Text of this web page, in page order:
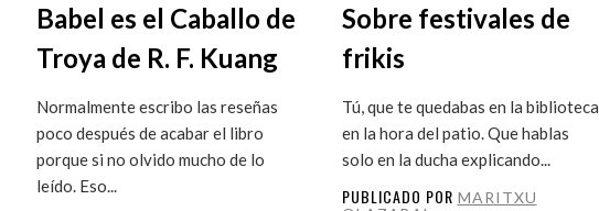
Babel es el Caballo de
Troya de R. F. Kuang
Normalmente escribo las reseñas
poco después de acabar el libro
porque si no olvido mucho de lo
leído. Eso...
Sobre festivales de
frikis
Tú, que te quedabas en la biblioteca
en la hora del patio. Que hablas
solo en la ducha explicando...
PUBLICADO POR MARITXU